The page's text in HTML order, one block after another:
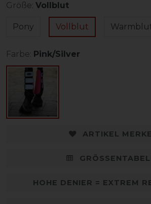
Größe: Vollblut
Pony Vollblut
Farbe: Pink/Silver
ARTIKEL
HOHE DENIER = EXTREM